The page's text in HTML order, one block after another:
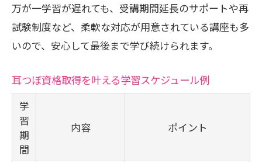
万が一学習が遅れても、受講期間延長のサポートや再
試験制度など、柔軟な対応が用意されている講座も多
いので、安心して最後まで学び続けられます。
耳つぼ資格取得を叶える学習スケジュール例
学
習
期
間
内容 ポイント